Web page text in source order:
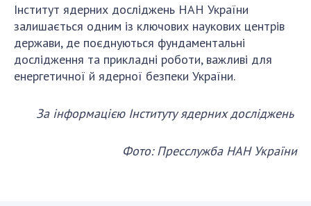
Інститут ядерних досліджень НАН України
залишається одним із ключових наукових центрів
держави, де поєднуються фундаментальні
дослідження та прикладні роботи, важливі для
енергетичної й ядерної безпеки України.
За інформацією Інституту ядерних досліджень
Фото: Пресслужба НАН України